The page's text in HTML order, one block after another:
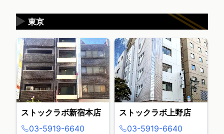
東京
▶
ストックラボ新宿本店
03-5919-6640
ストックラボ上野店
03-5919-6640